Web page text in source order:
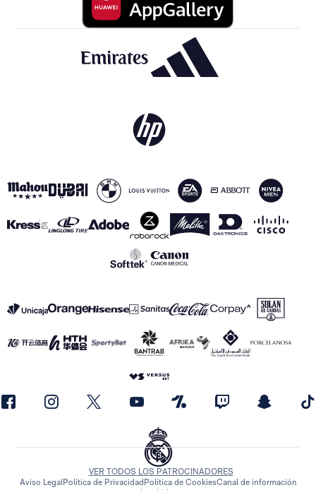
VER TODOS LOS PATROCINADORES
Aviso LegalPolítica de Privacidad Política de CookiesCanal de información